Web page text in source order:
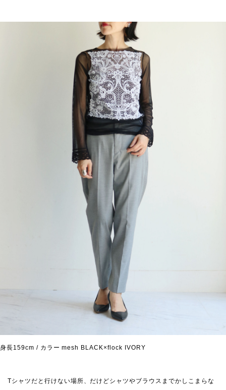
身長159cm / カラー mesh BLACK×flock IVORY
Tシャツだと行けない場所、だけどシャツやブラウスまでかしこまらな